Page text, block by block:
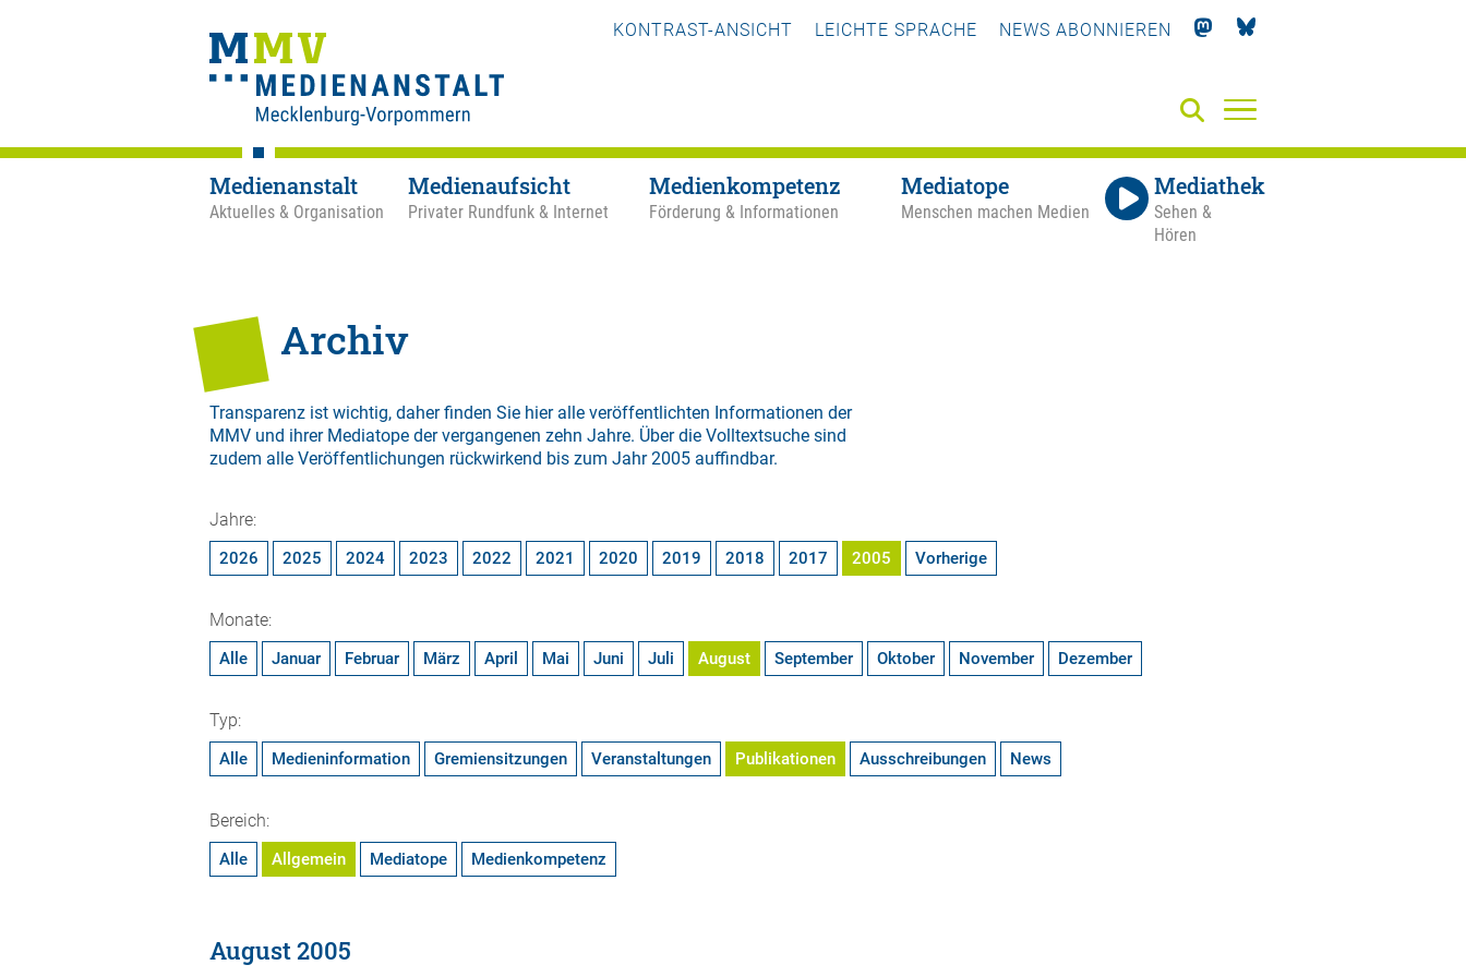
KONTRAST-ANSICHT LEICHTE SPRACHE NEWS ABONNIEREN
Medienanstalt
Aktuelles & Organisation
Medienaufsicht
Privater Rundfunk & Internet
Medienkompetenz
Förderung & Informationen
Mediatope
Menschen machen Medien
Mediathek
Sehen &
Hören
Archiv
Transparenz ist wichtig, daher finden Sie hier alle veröffentlichten Informationen der
MMV und ihrer Mediatope der vergangenen zehn Jahre. Über die Volltextsuche sind
zudem alle Veröffentlichungen rückwirkend bis zum Jahr 2005 auffindbar.
Jahre:
2026 2025 2024 2023 2022 2021 2020 2019 2018 2017 2005 Vorherige
Monate:
Alle Januar Februar März April Mai Juni Juli August September Oktober November Dezember
Typ:
Alle Medieninformation Gremiensitzungen Veranstaltungen Publikationen Ausschreibungen News
Bereich:
Alle Allgemein Mediatope Medienkompetenz
August 2005